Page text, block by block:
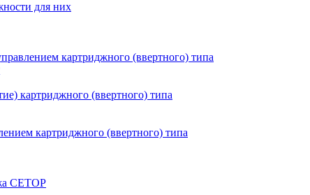
для них
картриджного (ввертного) типа
картриджного (ввертного) типа
картриджного (ввертного) типа
CETOP